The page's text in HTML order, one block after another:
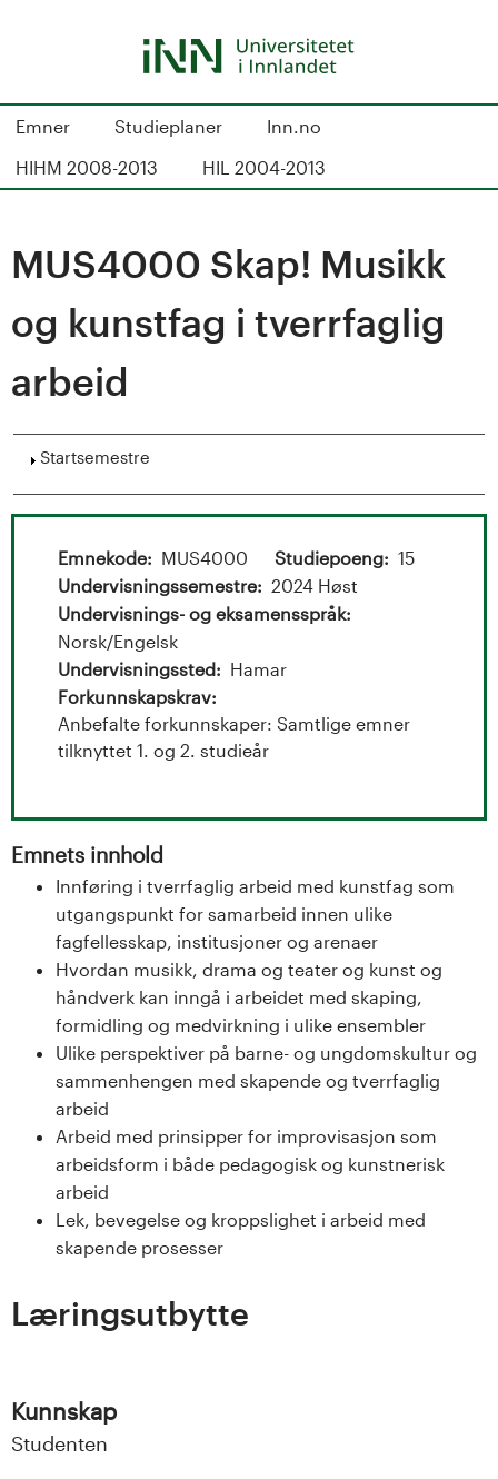
S
d
k
t
t
n
Emner Studieplaner
Inn.no
HIHM 2008-2013
HIL 2004-2013
MUS4000 Skap! Musikk
og kunstfag i tverrfaglig
arbeid
Vis
Startsemestre
Emnekode MUS4000 Studiepoeng
15
Undervisningssemestre
2024 Høst
Undervisnings- og eksamensspråk
Norsk/Engelsk
Undervisningssted
Hamar
Forkunnskapskrav
Anbefalte forkunnskaper: Samtlige emner
tilknyttet 1. og 2. studieår
Emnets innhold
Innføring i tverrfaglig arbeid med kunstfag som
utgangspunkt for samarbeid innen ulike
fagfellesskap, institusjoner og arenaer
Hvordan musikk, drama og teater og kunst og
håndverk kan inngå i arbeidet med skaping,
formidling og medvirkning i ulike ensembler
Ulike perspektiver på barne- og ungdomskultur og
sammenhengen med skapende og tverrfaglig
arbeid
Arbeid med prinsipper for improvisasjon som
arbeidsform i både pedagogisk og kunstnerisk
arbeid
Lek, bevegelse og kroppslighet i arbeid med
skapende prosesser
Læringsutbytte
Kunnskap
Studenten